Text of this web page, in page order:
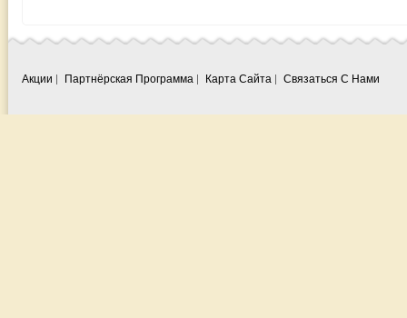
Акции Партнёрская Программа Карта Сайта Связаться С Нами